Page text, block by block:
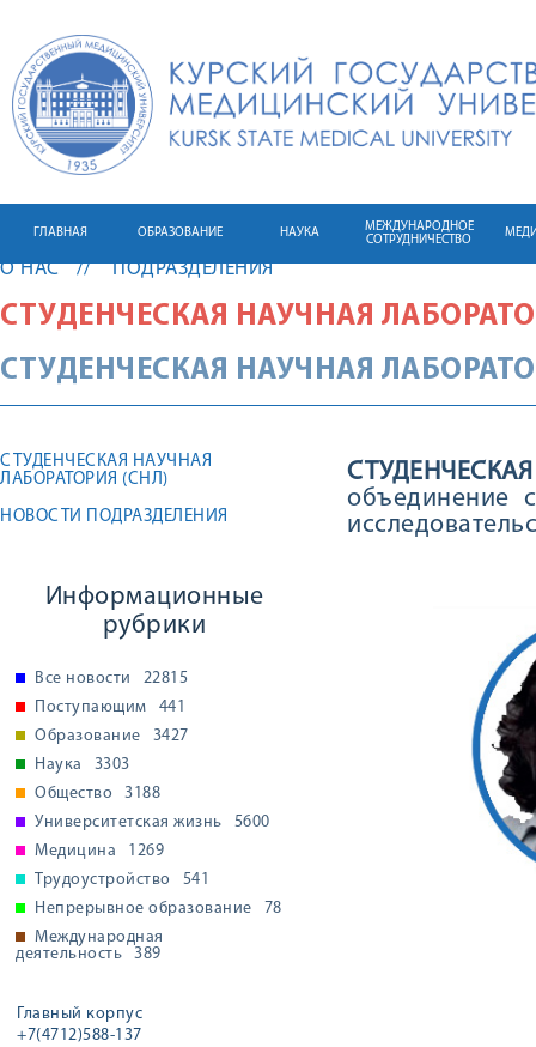
ГЛАВНАЯ ОБРАЗОВАНИЕ НАУКА
МЕЖДУНАРОДНОЕ
СОТРУДНИЧЕСТВО
О НАС ПОДРАЗДЕЛЕНИЯ
СТУДЕНЧЕСКАЯ НАУЧНАЯ
СТУДЕНЧЕСКАЯ НАУЧНАЯ
СТУДЕНЧЕСКАЯ НАУЧНАЯ
ЛАБОРАТОРИЯ (СНЛ)
НОВОСТИ ПОДРАЗДЕЛЕНИЯ
Информационные
рубрики
Все новости
22815
Поступающим
441
Образование
3427
Наука
3303
Общество
3188
Университетская жизнь
5600
Медицина
1269
Трудоустройство
541
Непрерывное образование
78
Международная
деятельность
389
Главный корпус
+7(4712)588-137
объединение